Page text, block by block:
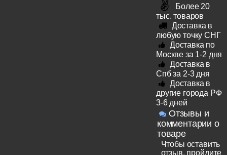
Более 20
тыс. товаров
Доставка в
любую точку СНГ
Доставка по
Москве за 1-2 дня
Доставка в
Спб за 2-3 дня
Доставка в
другие города РФ
3-6 дней
Отзывы и
комментарии о
товаре
Чтобы оставить
отзыв, пройдите